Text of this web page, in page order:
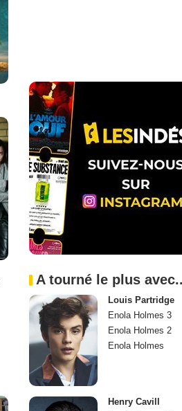
A tourné le plus
Louis Partridge
Enola Holmes 3
Enola Holmes 2
Enola Holmes
Henry Cavill